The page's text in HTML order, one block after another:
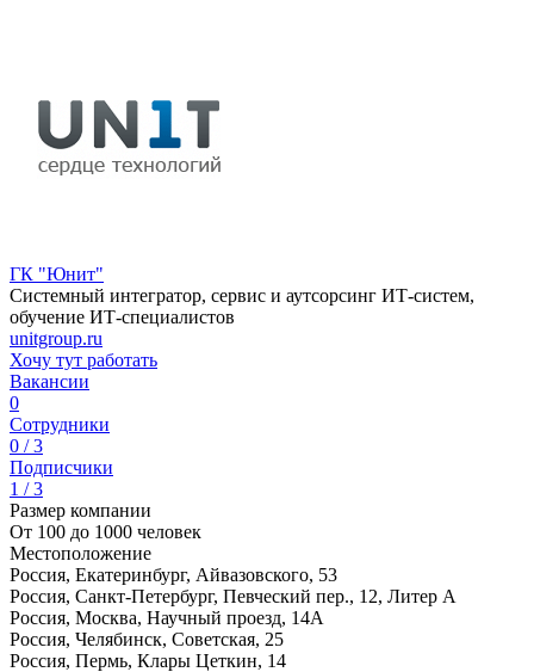
ГК "Юнит"
Системный интегратор, сервис и аутсорсинг ИТ-систем,
обучение ИТ-специалистов
unitgroup.ru
Хочу тут работать
Вакансии
0
Сотрудники
0 / 3
Подписчики
1 / 3
Размер компании
От 100 до 1000 человек
Местоположение
Россия, Екатеринбург, Айвазовского, 53
Россия, Санкт-Петербург, Певческий пер., 12, Литер А
Россия, Москва, Научный проезд, 14А
Россия, Челябинск, Советская, 25
Россия, Пермь, Клары Цеткин, 14